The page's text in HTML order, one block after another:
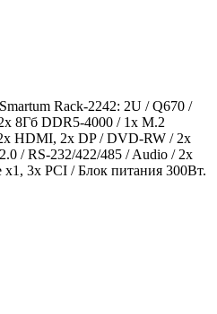
Rack-2242: 2U / Q670 /
8Гб DDR5-4000 / 1x M.2
HDMI, 2x DP / DVD-RW / 2x
/ RS-232/422/485 / Audio / 2x
3x PCI / Блок питания 300Вт.